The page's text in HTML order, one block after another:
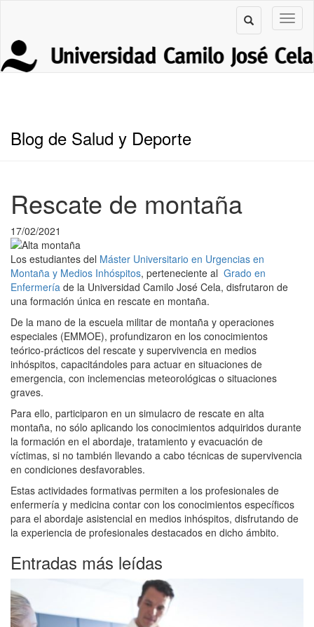
Blog de Salud y Deporte
Rescate de montaña
17/02/2021
Los estudiantes del Máster Universitario en Urgencias en
Montaña y Medios Inhóspitos, perteneciente al Grado en
Enfermería de la Universidad Camilo José Cela, disfrutaron de
una formación única en rescate en montaña.
De la mano de la escuela militar de montaña y operaciones
especiales (EMMOE), profundizaron en los conocimientos
teórico-prácticos del rescate y supervivencia en medios
inhóspitos, capacitándoles para actuar en situaciones de
emergencia, con inclemencias meteorológicas o situaciones
graves.
Para ello, participaron en un simulacro de rescate en alta
montaña, no sólo aplicando los conocimientos adquiridos durante
la formación en el abordaje, tratamiento y evacuación de
víctimas, si no también llevando a cabo técnicas de supervivencia
en condiciones desfavorables.
Estas actividades formativas permiten a los profesionales de
enfermería y medicina contar con los conocimientos específicos
para el abordaje asistencial en medios inhóspitos, disfrutando de
la experiencia de profesionales destacados en dicho ámbito.
Entradas más leídas